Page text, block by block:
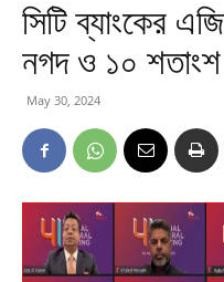
সিটি ব্যাংকের
নগদ ও ১০
May 30, 2024